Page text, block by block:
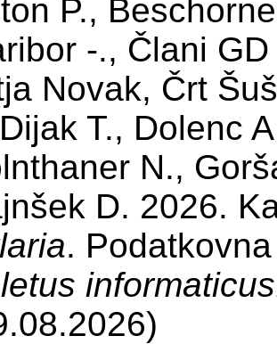
P.,
-., Člani
Novak, Črt
T., Dolenc
N.,
D. 2026.
.